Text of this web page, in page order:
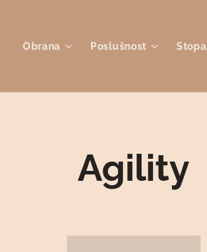
Obrana Poslušnost Stopa
Agility